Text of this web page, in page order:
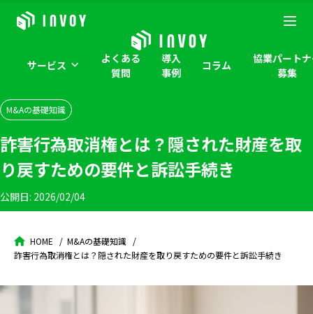
サービス
よくある
質問
導入
事例
コラム
協業パート
募集
M&Aの基礎知識
詐害行為取消権とは？隠された財産を取
り戻すための要件と訴訟手続き
公開日: 2026/02/04
HOME
M&Aの基礎知識
詐害行為取消権とは？隠された財産を取り戻すための要件と訴訟手続き